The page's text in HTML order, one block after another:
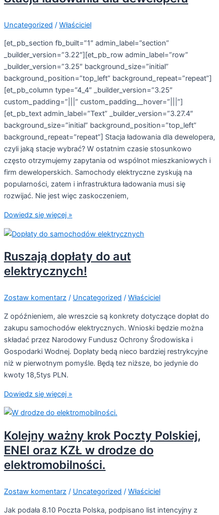
Uncategorized / Właściciel
[et_pb_section fb_built=”1″ admin_label=”section”
_builder_version=”3.22″][et_pb_row admin_label=”row”
_builder_version=”3.25″ background_size=”initial”
background_position=”top_left” background_repeat=”repeat”]
[et_pb_column type=”4_4″ _builder_version=”3.25″
custom_padding=”|||” custom_padding__hover=”|||”]
[et_pb_text admin_label=”Text” _builder_version=”3.27.4″
background_size=”initial” background_position=”top_left”
background_repeat=”repeat”] Stacja ładowania dla dewelopera,
czyli jaką stacje wybrać? W ostatnim czasie stosunkowo
często otrzymujemy zapytania od wspólnot mieszkaniowych i
firm deweloperskich. Samochody elektryczne zyskują na
popularności, zatem i infrastruktura ładowania musi się
rozwijać. Nie jest więc zaskoczeniem,
Dowiedz się więcej »
Ruszają dopłaty do aut
elektrycznych!
Zostaw komentarz / Uncategorized / Właściciel
Z opóźnieniem, ale wreszcie są konkrety dotyczące dopłat do
zakupu samochodów elektrycznych. Wnioski będzie można
składać przez Narodowy Fundusz Ochrony Środowiska i
Gospodarki Wodnej. Dopłaty bedą nieco bardziej restrykcyjne
niż w pierwotnym pomyśle. Będą tez niższe, bo jedynie do
kwoty 18,5tys PLN.
Dowiedz się więcej »
Kolejny ważny krok Poczty Polskiej,
ENEI oraz KZŁ w drodze do
elektromobilności.
Zostaw komentarz / Uncategorized / Właściciel
Jak podała 8.10 Poczta Polska, podpisano list intencyjny z